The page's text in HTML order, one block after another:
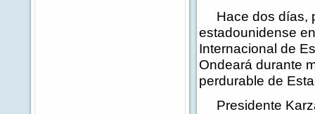
Hace dos días,
estadounidense
Internacional de
Ondeará durante
perdurable de
Presidente